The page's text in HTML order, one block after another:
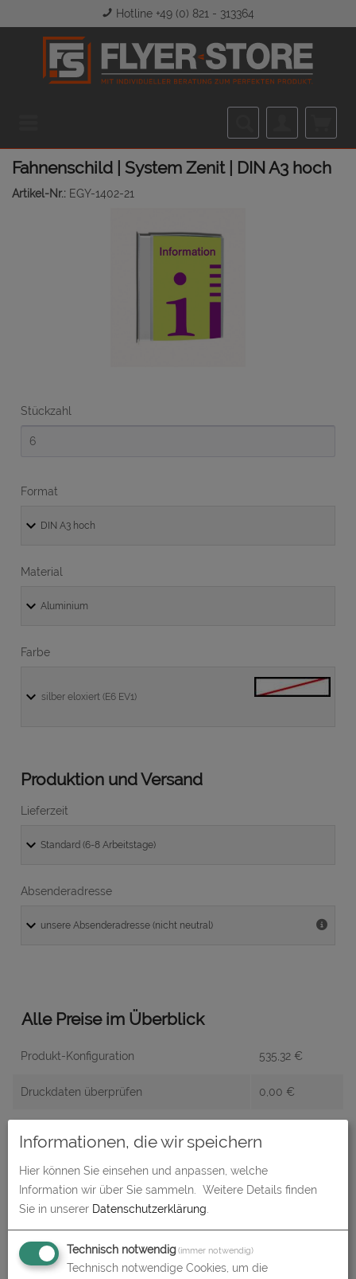
Hotline +49 (0) 821 - 313364
Fahnenschild | System Zenit | DIN A3 hoch
Artikel-Nr.: EGY-1402-21
Stückzahl
Format
Material
Farbe
silber eloxiert (E6 EV1)
Produktion und Versand
Lieferzeit
Absenderadresse
Alle Preise im Überblick
Produkt-Konfiguration 535,32 €
Druckdaten überprüfen 0,00 €
Produktions- und Lieferzeit
Gesamtbetrag (brutto) 637,04
Informationen, die wir speichern
Hier können Sie einsehen und anpassen, welche
Information wir über Sie sammeln.
Weitere Details finden
Sie in unserer Datenschutzerklärung
Technisch notwendig(immer notwendig)
Technisch notwendige Cookies, um die